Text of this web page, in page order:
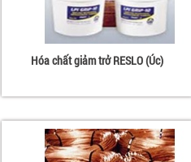
Hóa chất giảm trở RESLO (Úc)